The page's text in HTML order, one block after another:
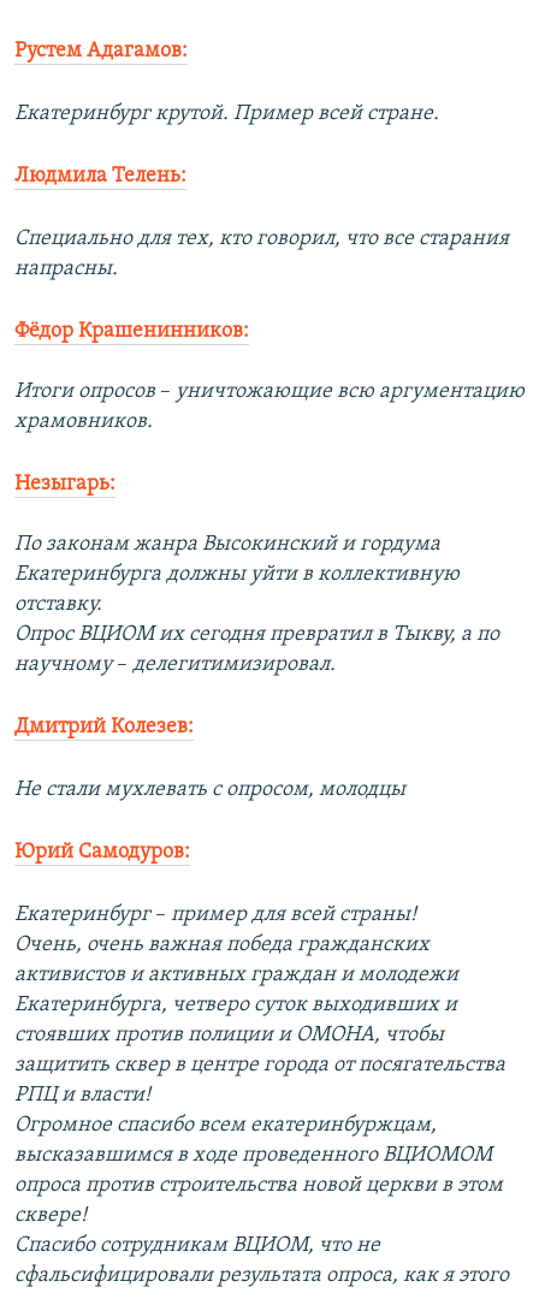
Рустем Адагамов:
Екатеринбург крутой. Пример всей стране.
Людмила Телень:
Специально для тех, кто говорил, что все старания
напрасны.
Фёдор Крашенинников:
Итоги опросов –​ уничтожающие всю аргументацию
храмовников.
Незыгарь:
По законам жанра Высокинский и гордума
Екатеринбурга должны уйти в коллективную
отставку.
Опрос ВЦИОМ их сегодня превратил в Тыкву, а по
научному–​ делегитимизировал.
Дмитрий Колезев:
Не стали мухлевать с опросом, молодцы
Юрий Самодуров:
Екатеринбург–​ пример для всей страны!
Очень, очень важная победа гражданских
активистов и активных граждан и молодежи
Екатеринбурга, четверо суток выходивших и
стоявших против полиции и ОМОНА, чтобы
защитить сквер в центре города от посягательства
РПЦ и власти!
Огромное спасибо всем екатеринбуржцам,
высказавшимся в ходе проведенного ВЦИОМОМ
опроса против строительства новой церкви в этом
сквере!
Спасибо сотрудникам ВЦИОМ, что не
сфальсифицировали результата опроса, как я этого